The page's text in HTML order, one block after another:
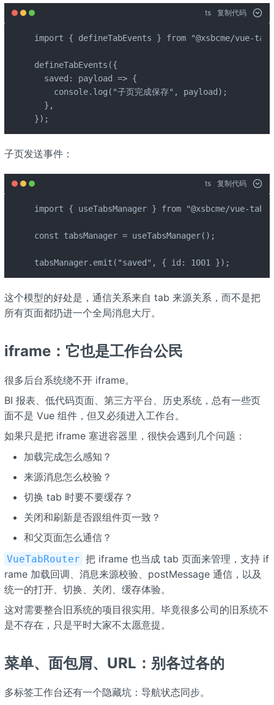
ts 复制代码
import { defineTabEvents } from "@xsbcme/vue-
defineTabEvents({
  saved: payload => {
    console.log("子页完成保存", payload);
  },
});
子页发送事件：
ts 复制代码
import { useTabsManager } from "@xsbcme/vue-
const tabsManager = useTabsManager();
tabsManager.emit("saved", { id: 1001 });
这个模型的好处是，通信关系来自 tab 来源关系，而不是把
所有页面都扔进一个全局消息大厅。
iframe：它也是工作台公民
很多后台系统绕不开 iframe。
BI 报表、低代码页面、第三方平台、历史系统，总有一些页
面不是 Vue 组件，但又必须进入工作台。
如果只是把 iframe 塞进容器里，很快会遇到几个问题：
加载完成怎么感知？
来源消息怎么校验？
切换 tab 时要不要缓存？
关闭和刷新是否跟组件页一致？
和父页面怎么通信？
VueTabRouter 把 iframe 也当成 tab 页面来管理，支持 if
rame 加载回调、消息来源校验、postMessage 通信，以及
统一的打开、切换、关闭、缓存体验。
这对需要整合旧系统的项目很实用。毕竟很多公司的旧系统不
是不存在，只是平时大家不太愿意提。
菜单、面包屑、URL：别各过各的
多标签工作台还有一个隐藏坑：导航状态同步。